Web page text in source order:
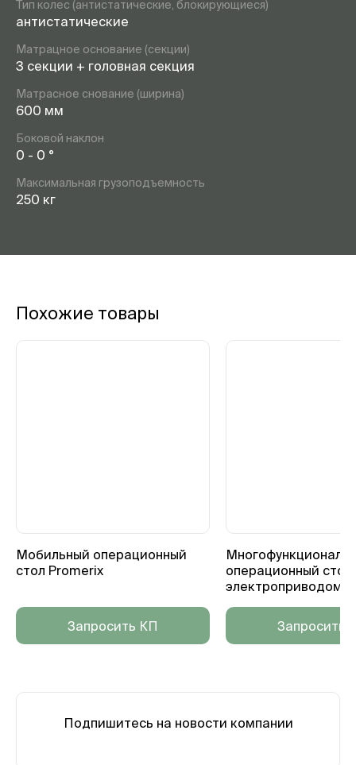
Тип колес (антистатические, блокирующиеся)
антистатические
Матрацное основание (секции)
3 секции + головная секция
Матрасное снование (ширина)
600 мм
Боковой наклон
0 - 0 °
Максимальная грузоподъемность
250 кг
Похожие товары
Мобильный операционный
стол Promerix
Запросить КП
операционный стол
электроприводом
Запросить
Подпишитесь на новости компании